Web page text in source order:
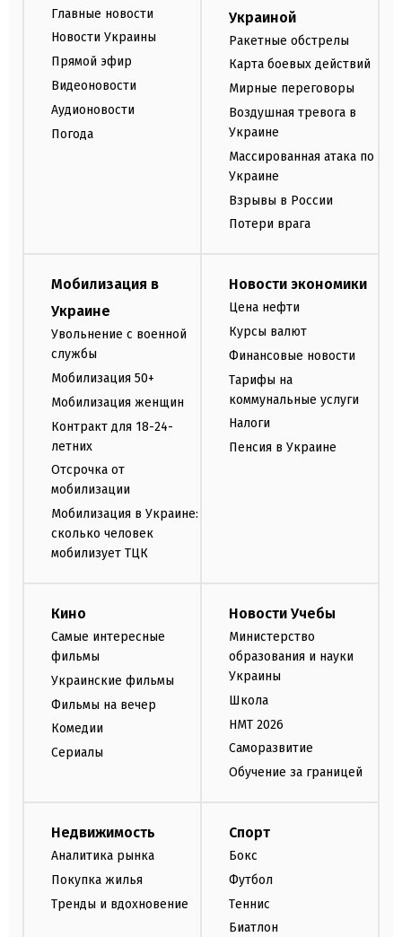
Главные новости
Новости Украины
Прямой эфир
Видеоновости
Аудионовости
Погода
Украиной
Ракетные обстрелы
Карта боевых действий
Мирные переговоры
Воздушная тревога в
Украине
Массированная атака по
Украине
Взрывы в России
Потери врага
Мобилизация в
Украине
Увольнение с военной
службы
Мобилизация 50+
Мобилизация женщин
Контракт для 18-24-
летних
Отсрочка от
мобилизации
Мобилизация в Украине:
сколько человек
мобилизует ТЦК
Новости экономики
Цена нефти
Курсы валют
Финансовые новости
Тарифы на
коммунальные услуги
Налоги
Пенсия в Украине
Кино
Самые интересные
фильмы
Украинские фильмы
Фильмы на вечер
Комедии
Сериалы
Новости Учебы
Министерство
образования и науки
Украины
Школа
НМТ 2026
Саморазвитие
Обучение за границей
Недвижимость
Аналитика рынка
Покупка жилья
Тренды и вдохновение
Спорт
Бокс
Футбол
Теннис
Биатлон